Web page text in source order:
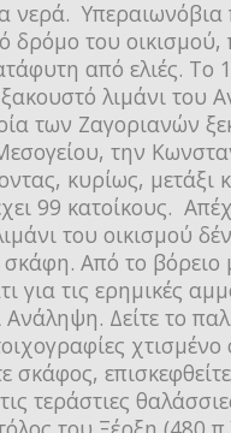
νερά. Υπεραιωνόβια
δρόμο του οικισμού,
από ελιές. Tο
λιμάνι του
των Ζαγοριανών
την
κυρίως, μετάξι
99 κατοίκους.
του οικισμού
σκάφη. Από το βόρειο
για τις ερημικές
Δείτε το
χτισμένο
τεράστιες